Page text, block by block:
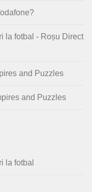
la fotbal - Roșu Direct
and Puzzles
and Puzzles
la fotbal